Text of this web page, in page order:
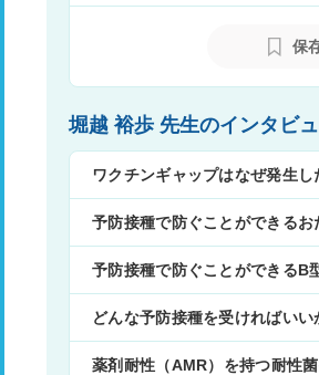
感染症専門科に
仕組み）を学
げ当初、年間
経験数を誇る
い小児診療を可
保
堀越 裕歩 先生のインタビ
ワクチンギャップはなぜ発生
予防接種で防ぐことができる
予防接種で防ぐことができるB
どんな予防接種を受ければいい
薬剤耐性（AMR）を持つ耐性